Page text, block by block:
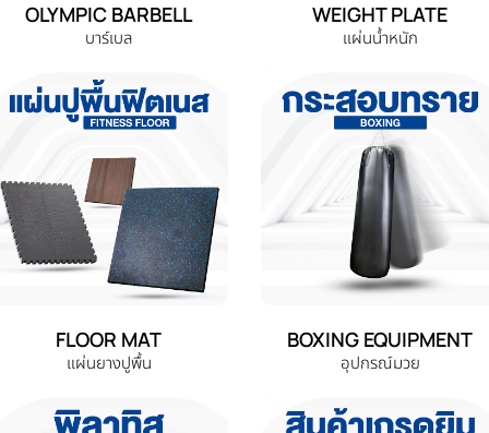
OLYMPIC BARBELL
บาร์เบล
WEIGHT PLATE
แผ่นน้ำหนัก
FLOOR MAT
แผ่นยางปูพื้น
BOXING EQUIPMENT
อุปกรณ์มวย